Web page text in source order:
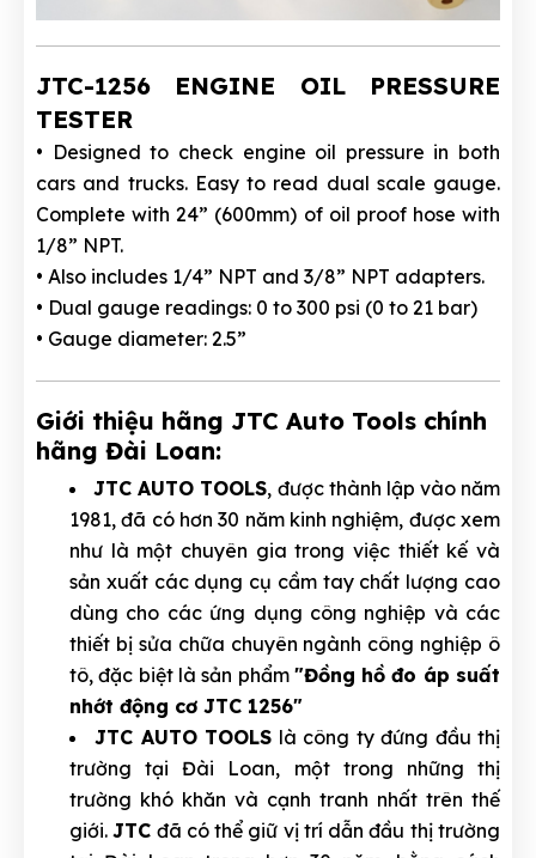
JTC-1256 ENGINE OIL PRESSURE
TESTER
• Designed to check engine oil pressure in both
cars and trucks. Easy to read dual scale gauge.
Complete with 24” (600mm) of oil proof hose with
1/8” NPT.
• Also includes 1/4” NPT and 3/8” NPT adapters.
• Dual gauge readings: 0 to 300 psi (0 to 21 bar)
• Gauge diameter: 2.5”
Giới thiệu hãng JTC Auto Tools chính
hãng Đài Loan:
JTC AUTO TOOLS, được thành lập vào năm
1981, đã có hơn 30 năm kinh nghiệm, được xem
như là một chuyên gia trong việc thiết kế và
sản xuất các dụng cụ cầm tay chất lượng cao
dùng cho các ứng dụng công nghiệp và các
thiết bị sửa chữa chuyên ngành công nghiệp ô
tô, đặc biệt là sản phẩm "Đồng hồ đo áp suất
nhớt động cơ JTC 1256"
JTC AUTO TOOLS là công ty đứng đầu thị
trường tại Đài Loan, một trong những thị
trường khó khăn và cạnh tranh nhất trên thế
giới.JTC đã có thể giữ vị trí dẫn đầu thị trường